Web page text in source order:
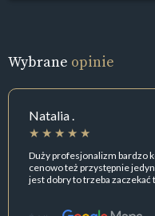
Wybrane opinie
Natalia .
Duży profesjonalizm bardzo
cenowo też przystępnie
jest dobry to trzeba zaczekać